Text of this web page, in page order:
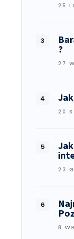
25
?
27
20
23
8